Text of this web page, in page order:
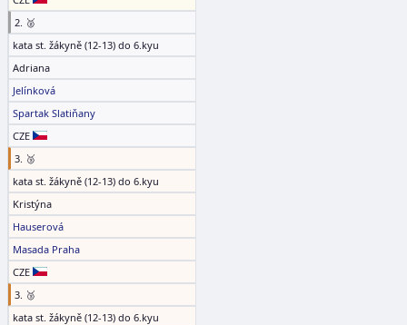
2. 🥈
kata st. žákyně (12-13) do 6.kyu
Adriana
Jelínková
Spartak Slatiňany
CZE
3. 🥉
kata st. žákyně (12-13) do 6.kyu
Kristýna
Hauserová
Masada Praha
CZE
3. 🥉
kata st. žákyně (12-13) do 6.kyu